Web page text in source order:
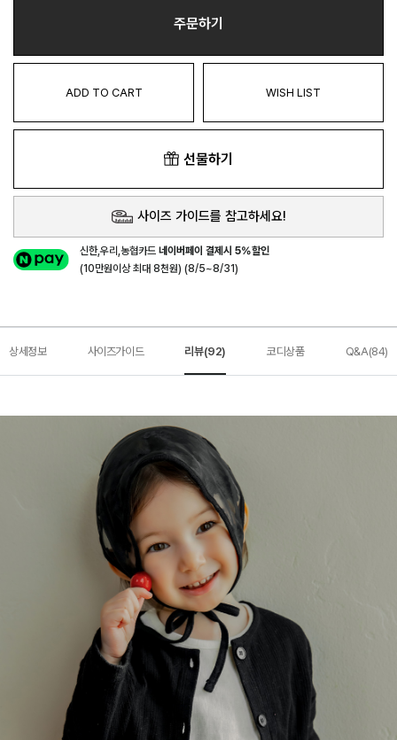
주문하기
ADD TO CART WISH LIST
선물하기
사이즈 가이드를 참고하세요!
신한,우리,농협카드네이버페이 결제시 5%할인
(10만원이상 최대 8천원) (8/5~8/31)
상세정보 사이즈가이드 리뷰(92) 코디상품 Q&A(84)